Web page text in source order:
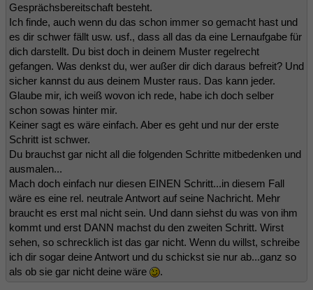
Gesprächsbereitschaft besteht.
Ich finde, auch wenn du das schon immer so gemacht hast und
es dir schwer fällt usw. usf., dass all das da eine Lernaufgabe für
dich darstellt. Du bist doch in deinem Muster regelrecht
gefangen. Was denkst du, wer außer dir dich daraus befreit? Und
sicher kannst du aus deinem Muster raus. Das kann jeder.
Glaube mir, ich weiß wovon ich rede, habe ich doch selber
schon sowas hinter mir.
Keiner sagt es wäre einfach. Aber es geht und nur der erste
Schritt ist schwer.
Du brauchst gar nicht all die folgenden Schritte mitbedenken und
ausmalen...
Mach doch einfach nur diesen EINEN Schritt...in diesem Fall
wäre es eine rel. neutrale Antwort auf seine Nachricht. Mehr
braucht es erst mal nicht sein. Und dann siehst du was von ihm
kommt und erst DANN machst du den zweiten Schritt. Wirst
sehen, so schrecklich ist das gar nicht. Wenn du willst, schreibe
ich dir sogar deine Antwort und du schickst sie nur ab...ganz so
als ob sie gar nicht deine wäre
.